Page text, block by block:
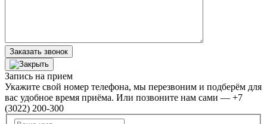
Заказать звонок
Запись на прием
Укажите свой номер телефона, мы перезвоним и подберём для
вас удобное время приёма. Или позвоните нам сами — +7
(3022) 200-300